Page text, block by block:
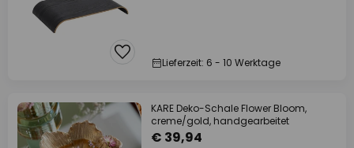
Lieferzeit: 6 - 10 Werktage
KARE Deko-Schale Flower Bloom,
creme/gold, handgearbeitet
€ 39,94